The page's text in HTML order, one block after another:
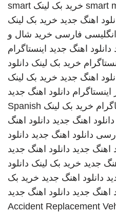
smart خرید بک لینک smart
اهنگ جدید خرید بک لینک
فارسی خرید شال و
دانلود اهنگ جدید اینستاگرام
خرید بک لینک دانلود
اهنگ جدید خرید بک لینک
اینستاگرام دانلود اهنگ جدید
خرید بک لینک Spanish
دانلود اهنگ جدید دانلود اهنگ
دانلود اهنگ جدید دانلود
اهنگ جدید دانلود اهنگ جدید
جدید خرید بک لینک دانلود
دانلود اهنگ جدید خرید بک
اهنگ جدید دانلود اهنگ جدید
Accident Replacement